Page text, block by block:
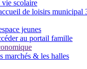
vie scolaire
de loisirs municipal
jeunes
au portail famille
marchés & les halles